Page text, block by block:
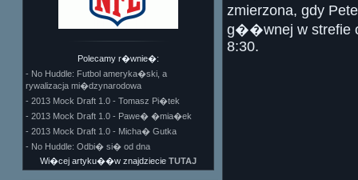
Polecamy r�wnie�:
- No Huddle: Futbol ameryka�ski, a
rywalizacja mi�dzynarodowa
- 2013 Mock Draft 1.0 - Tomasz Pi�tek
- 2013 Mock Draft 1.0 - Pawe� �mia�ek
- 2013 Mock Draft 1.0 - Micha� Gutka
- No Huddle: Odbi� si� od dna
Wi�cej artyku��w znajdziecie TUTAJ
zmierzona, gdy
g��wnej w strefie
8:30.